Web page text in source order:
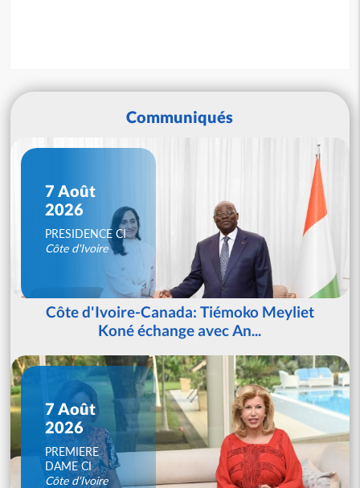
Communiqués
7 Août
2026
PRESIDENCE CI
Côte d'Ivoire
Côte d'Ivoire-Canada: Tiémoko Meyliet
Koné échange avec An...
7 Août
2026
PREMIERE
DAME CI
Côte d'Ivoire